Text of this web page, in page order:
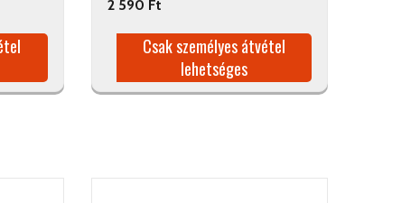
2 590 Ft
Csak személyes átvétel
lehetséges